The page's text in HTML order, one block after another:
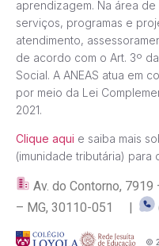
aprendizagem. Na área
serviços, programas e
atendimento,
de acordo com o Art. 3º
Social. A ANEAS atua em
por meio da Lei
2021.
Clique aqui e saiba mais
(imunidade tributária) para
Av. do Contorno,
– MG, 30110-051 |
©